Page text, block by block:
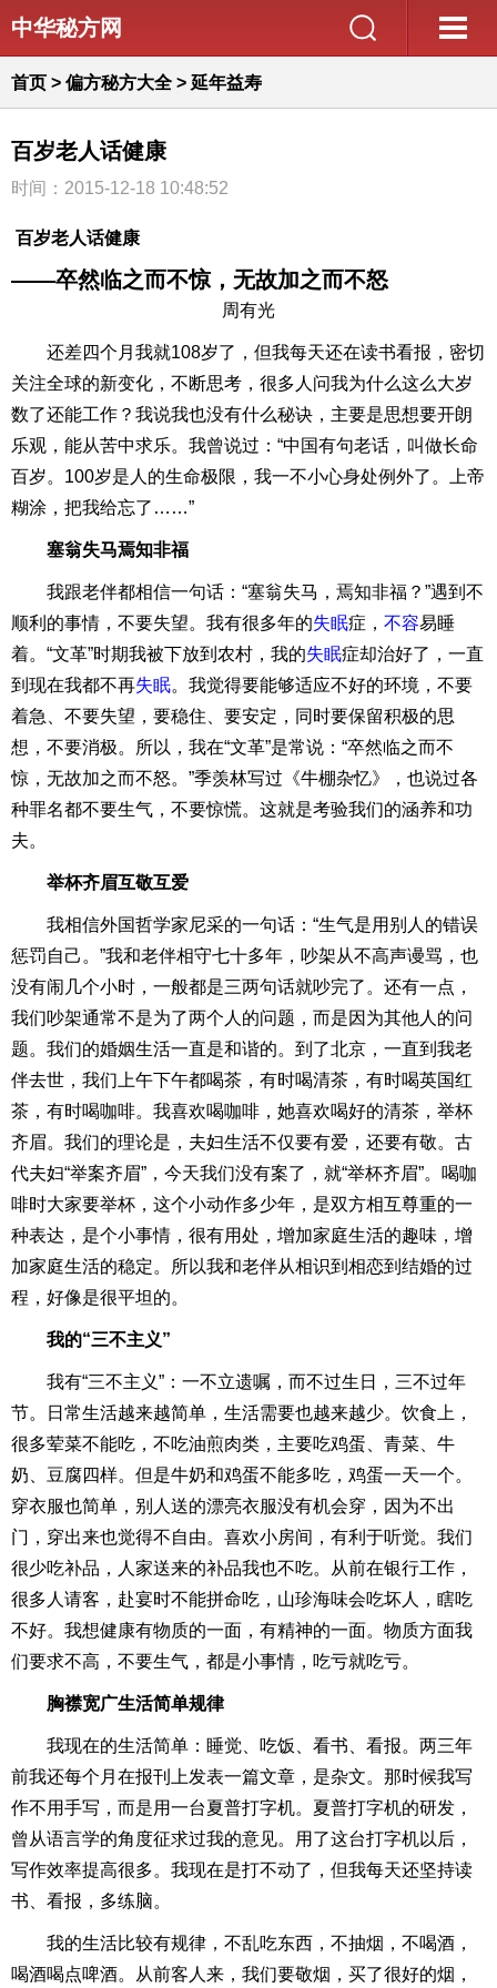
中华秘方网
首页 > 偏方秘方大全 > 延年益寿
百岁老人话健康
时间：2015-12-18 10:48:52
百岁老人话健康
——卒然临之而不惊，无故加之而不怒
周有光
还差四个月我就108岁了，但我每天还在读书看报，密切
关注全球的新变化，不断思考，很多人问我为什么这么大岁
数了还能工作？我说我也没有什么秘诀，主要是思想要开朗
乐观，能从苦中求乐。我曾说过：“中国有句老话，叫做长命
百岁。100岁是人的生命极限，我一不小心身处例外了。上帝
糊涂，把我给忘了……”
塞翁失马焉知非福
我跟老伴都相信一句话：“塞翁失马，焉知非福？”遇到不
顺利的事情，不要失望。我有很多年的失眠症， 不容易睡
着。“文革”时期我被下放到农村，我的失眠症却治好了，一直
到现在我都不再失眠。我觉得要能够适应不好的环境，不要
着急、不要失望，要稳住、要安定，同时要保留积极的思
想，不要消极。所以，我在“文革”是常说：“卒然临之而不
惊，无故加之而不怒。”季羡林写过《牛棚杂忆》，也说过各
种罪名都不要生气，不要惊慌。这就是考验我们的涵养和功
夫。
举杯齐眉互敬互爱
我相信外国哲学家尼采的一句话：“生气是用别人的错误
惩罚自己。”我和老伴相守七十多年，吵架从不高声谩骂，也
没有闹几个小时，一般都是三两句话就吵完了。还有一点，
我们吵架通常不是为了两个人的问题，而是因为其他人的问
题。我们的婚姻生活一直是和谐的。到了北京，一直到我老
伴去世，我们上午下午都喝茶，有时喝清茶，有时喝英国红
茶，有时喝咖啡。我喜欢喝咖啡，她喜欢喝好的清茶，举杯
齐眉。我们的理论是，夫妇生活不仅要有爱，还要有敬。古
代夫妇“举案齐眉”，今天我们没有案了，就“举杯齐眉”。喝咖
啡时大家要举杯，这个小动作多少年，是双方相互尊重的一
种表达，是个小事情，很有用处，增加家庭生活的趣味，增
加家庭生活的稳定。所以我和老伴从相识到相恋到结婚的过
程，好像是很平坦的。
我的“三不主义”
我有“三不主义”：一不立遗嘱，而不过生日，三不过年
节。日常生活越来越简单，生活需要也越来越少。饮食上，
很多荤菜不能吃，不吃油煎肉类，主要吃鸡蛋、青菜、牛
奶、豆腐四样。但是牛奶和鸡蛋不能多吃，鸡蛋一天一个。
穿衣服也简单，别人送的漂亮衣服没有机会穿，因为不出
门，穿出来也觉得不自由。喜欢小房间，有利于听觉。我们
很少吃补品，人家送来的补品我也不吃。从前在银行工作，
很多人请客，赴宴时不能拼命吃，山珍海味会吃坏人，瞎吃
不好。我想健康有物质的一面，有精神的一面。物质方面我
们要求不高，不要生气，都是小事情，吃亏就吃亏。
胸襟宽广生活简单规律
我现在的生活简单：睡觉、吃饭、看书、看报。两三年
前我还每个月在报刊上发表一篇文章，是杂文。那时候我写
作不用手写，而是用一台夏普打字机。夏普打字机的研发，
曾从语言学的角度征求过我的意见。用了这台打字机以后，
写作效率提高很多。我现在是打不动了，但我每天还坚持读
书、看报，多练脑。
我的生活比较有规律，不乱吃东西，不抽烟，不喝酒，
喝酒喝点啤酒。从前客人来，我们要敬烟，买了很好的烟，